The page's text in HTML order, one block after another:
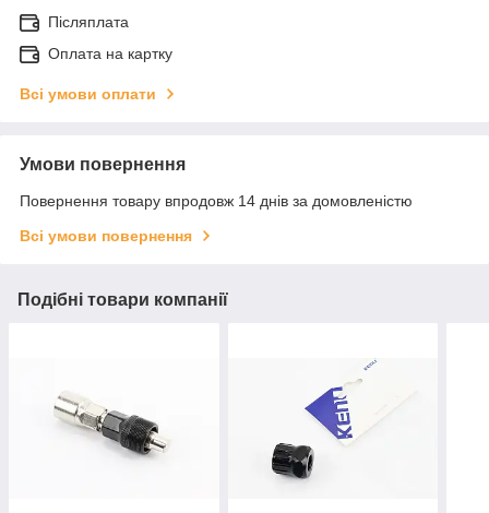
Післяплата
Оплата на картку
Всі умови оплати
Умови повернення
Повернення товару впродовж 14 днів за домовленістю
Всі умови повернення
Подібні товари компанії